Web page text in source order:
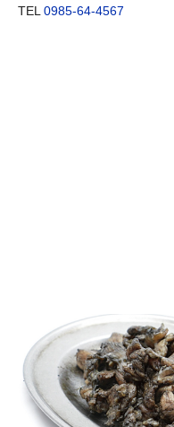
TEL 0985-64-4567